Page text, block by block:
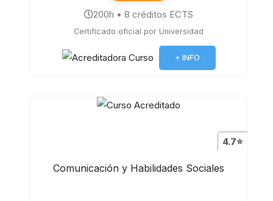
200h • 8 créditos ECTS
Certificado oficial por Universidad
+ INFO
4.7⭐
Comunicación y Habilidades Sociales